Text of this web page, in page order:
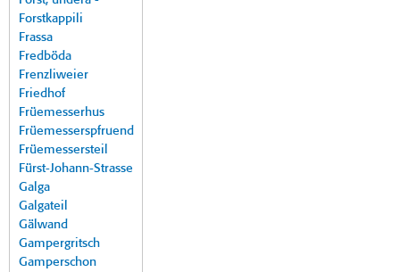
Forstkappili
Frassa
Fredböda
Frenzliweier
Friedhof
Früemesserhus
Früemesserspfruend
Früemessersteil
Fürst-Johann-Strasse
Galga
Galgateil
Gälwand
Gampergritsch
Gamperschon